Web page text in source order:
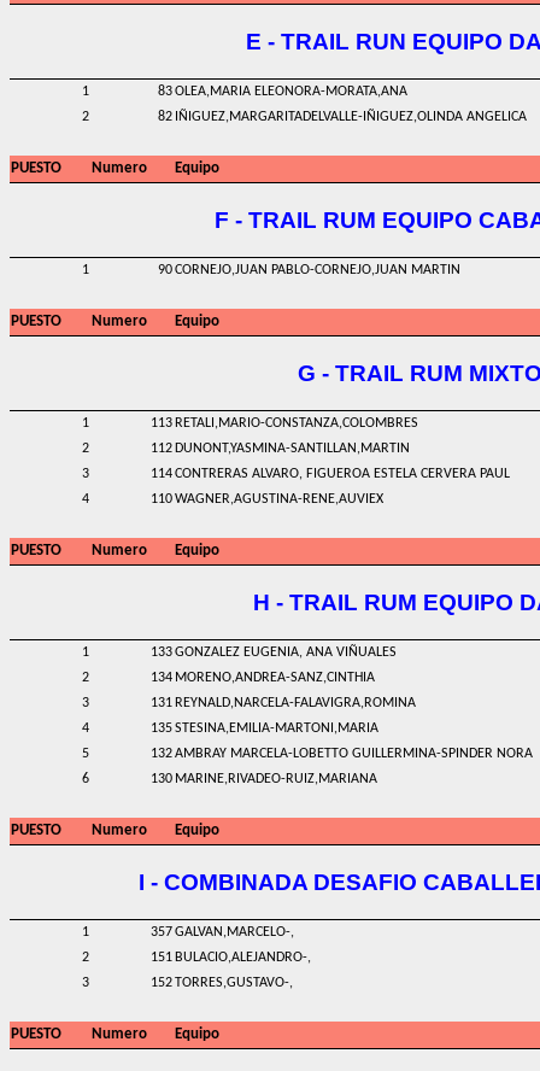
E - TRAIL RUN EQUIPO
1 83OLEA,MARIA ELEONORA-MORATA,ANA
2
82 IÑIGUEZ,MARGARITADELVALLE-IÑIGUEZ,OLINDA ANGELICA
PUESTO Numero Equipo
F - TRAIL RUM EQUIPO
1 90CORNEJO,JUAN PABLO-CORNEJO,JUAN MARTIN
PUESTO Numero Equipo
G - TRAIL RUM
1 113 RETALI,MARIO-CONSTANZA,COLOMBRES
2
112 DUNONT,YASMINA-SANTILLAN,MARTIN
3
114CONTRERAS ALVARO, FIGUEROA ESTELA CERVERA PAUL
4
110WAGNER,AGUSTINA-RENE,AUVIEX
PUESTO Numero Equipo
H - TRAIL RUM EQUIPO
1 133GONZALEZ EUGENIA, ANA VIÑUALES
2
134 MORENO,ANDREA-SANZ,CINTHIA
3
131 REYNALD,NARCELA-FALAVIGRA,ROMINA
4
135STESINA,EMILIA-MARTONI,MARIA
5
132AMBRAY MARCELA-LOBETTO GUILLERMINA-SPINDER NORA
6
130 MARINE,RIVADEO-RUIZ,MARIANA
PUESTO Numero Equipo
I - COMBINADA DESAFIO
1 357GALVAN,MARCELO-,
2
151 BULACIO,ALEJANDRO-,
3
152TORRES,GUSTAVO-,
PUESTO Numero Equipo